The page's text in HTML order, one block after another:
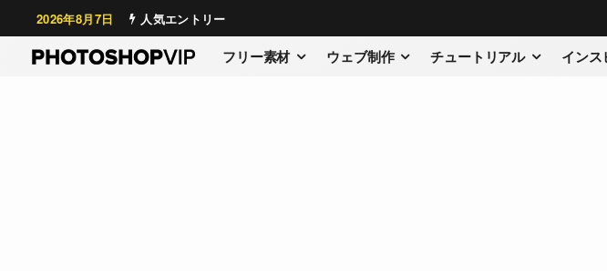
2026年8月7日 人気エントリー
フリー素材 ウェブ制作 チュートリアル インス